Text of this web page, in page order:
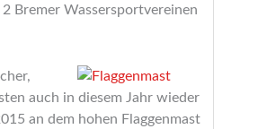
Bremer Wassersportvereinen
auch in diesem Jahr wieder
an dem hohen Flaggenmast